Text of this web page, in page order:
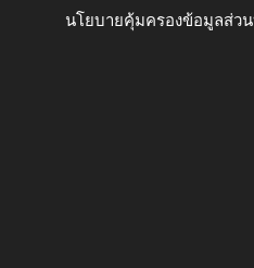
นโยบายคุ้มครองข้อมูลส่ว